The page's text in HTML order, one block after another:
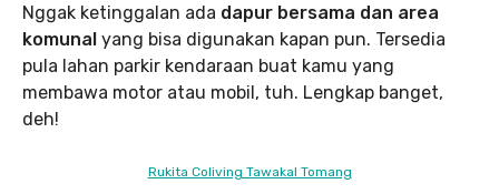
Nggak ketinggalan ada dapur bersama dan area
komunal yang bisa digunakan kapan pun. Tersedia
pula lahan parkir kendaraan buat kamu yang
membawa motor atau mobil, tuh. Lengkap banget,
deh!
Rukita Coliving Tawakal Tomang